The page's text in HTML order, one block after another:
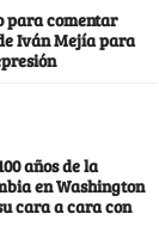
para comentar
Iván Mejía para
años de la
en Washington
cara a cara con